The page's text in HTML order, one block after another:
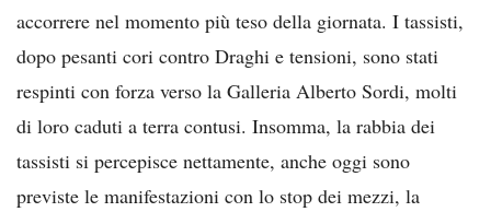
accorrere nel momento più teso della giornata. I tassisti,
dopo pesanti cori contro Draghi e tensioni, sono stati
respinti con forza verso la Galleria Alberto Sordi, molti
di loro caduti a terra contusi. Insomma, la rabbia dei
tassisti si percepisce nettamente, anche oggi sono
previste le manifestazioni con lo stop dei mezzi, la